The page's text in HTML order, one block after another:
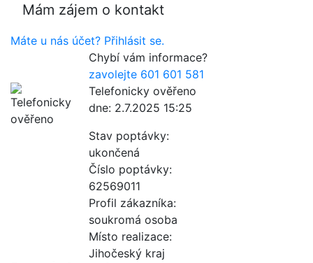
Máte u nás účet? Přihlásit se.
Chybí vám informace?
zavolejte 601 601 581
Telefonicky ověřeno
dne: 2.7.2025 15:25
Stav poptávky:
ukončená
Číslo poptávky:
62569011
Profil zákazníka:
soukromá osoba
Místo realizace:
Jihočeský kraj